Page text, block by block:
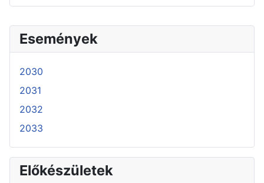
Események
2030
2031
2032
2033
Előkészületek